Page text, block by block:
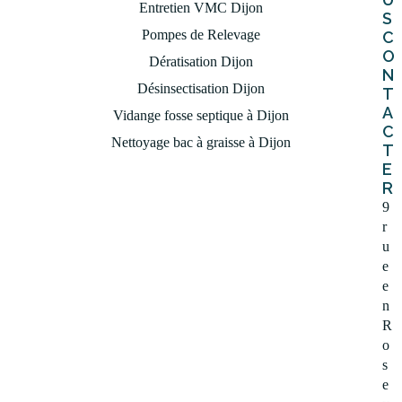
EN SAVOIR PLUS
Entretien VMC Dijon
Pompes de Relevage
Dératisation Dijon
Désinsectisation Dijon
Vidange fosse septique à Dijon
Nettoyage bac à graisse à Dijon
S
C
O
N
T
A
C
T
E
R
9
r
u
e
e
n
R
o
s
e